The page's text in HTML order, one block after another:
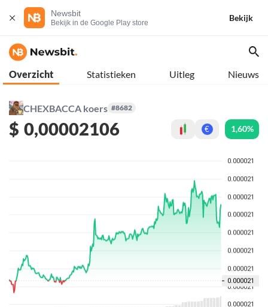
Newsbit
Bekijk in de Google Play store
Bekijk
Overzicht Statistieken Uitleg Nieuws
CHEXBACCA koers #8682
$ 0,00002106 € 1,60%